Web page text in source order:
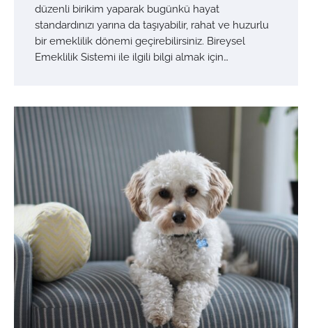
düzenli birikim yaparak bugünkü hayat
standardınızı yarına da taşıyabilir, rahat ve huzurlu
bir emeklilik dönemi geçirebilirsiniz. Bireysel
Emeklilik Sistemi ile ilgili bilgi almak için…